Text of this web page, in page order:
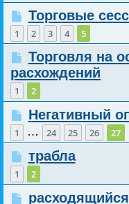
Торговые
1 2 3 4 5
Торговля на
расхождений
1 2
Негативный
1 … 24 25 26 27
трабла
1 2